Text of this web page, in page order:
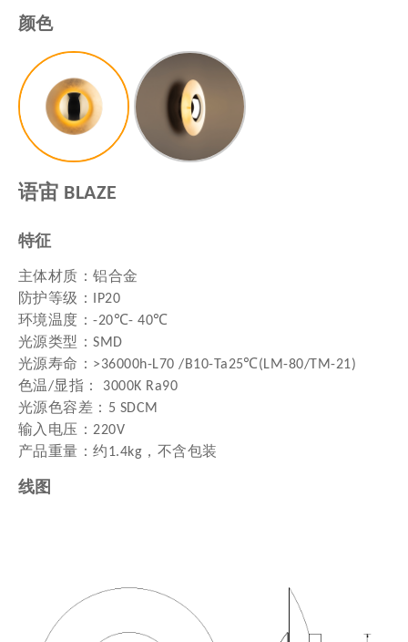
颜色
语宙 BLAZE
特征
主体材质：铝合金
防护等级：IP20
环境温度：-20℃- 40℃
光源类型：SMD
光源寿命：>36000h-L70 /B10-Ta25℃(LM-80/TM-21)
色温/显指： 3000K Ra90
光源色容差：5 SDCM
输入电压：220V
产品重量：约1.4kg，不含包装
线图